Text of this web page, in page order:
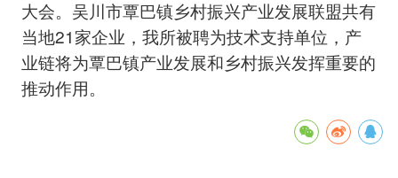
大会。吴川市覃巴镇乡村振兴产业发展联盟共有
当地21家企业，我所被聘为技术支持单位，产
业链将为覃巴镇产业发展和乡村振兴发挥重要的
推动作用。